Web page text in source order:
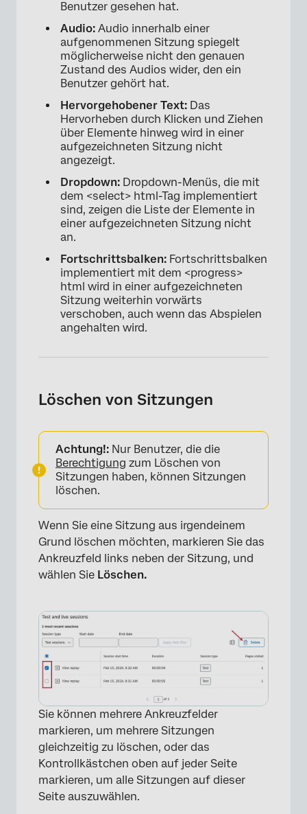
Benutzer gesehen hat.
Audio: Audio innerhalb einer
aufgenommenen Sitzung spiegelt
möglicherweise nicht den genauen
Zustand des Audios wider, den ein
Benutzer gehört hat.
Hervorgehobener Text: Das
Hervorheben durch Klicken und Ziehen
über Elemente hinweg wird in einer
aufgezeichneten Sitzung nicht
angezeigt.
Dropdown: Dropdown-Menüs, die mit
dem <select> html-Tag implementiert
sind, zeigen die Liste der Elemente in
einer aufgezeichneten Sitzung nicht
an.
Fortschrittsbalken: Fortschrittsbalken
implementiert mit dem <progress>
html wird in einer aufgezeichneten
Sitzung weiterhin vorwärts
verschoben, auch wenn das Abspielen
angehalten wird.
Löschen von Sitzungen
Achtung!: Nur Benutzer, die die
Berechtigung zum Löschen von
Sitzungen haben, können Sitzungen
löschen.
Wenn Sie eine Sitzung aus irgendeinem
Grund löschen möchten, markieren Sie das
Ankreuzfeld links neben der Sitzung, und
wählen Sie Löschen.
Sie können mehrere Ankreuzfelder
markieren, um mehrere Sitzungen
gleichzeitig zu löschen, oder das
Kontrollkästchen oben auf jeder Seite
markieren, um alle Sitzungen auf dieser
Seite auszuwählen.